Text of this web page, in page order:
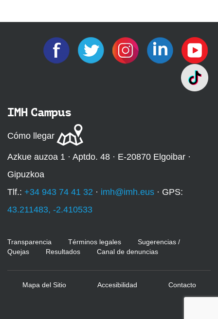
IMH Campus
Cómo llegar
Azkue auzoa 1 · Aptdo. 48 · E-20870 Elgoibar ·
Gipuzkoa
Tlf.: +34 943 74 41 32 · imh@imh.eus · GPS:
43.211483, -2.410533
Transparencia Términos legales
Sugerencias /
Quejas
Resultados Canal de denuncias
Mapa del Sitio Accesibilidad Contacto